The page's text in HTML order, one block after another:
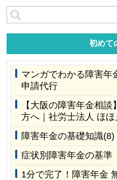
初めて
マンガでわかる障害年
申請代行
【大阪の障害年金相
方へ｜社労士法人 ほ
障害年金の基礎知識(8)
症状別障害年金の基準
1分で完了！障害年金